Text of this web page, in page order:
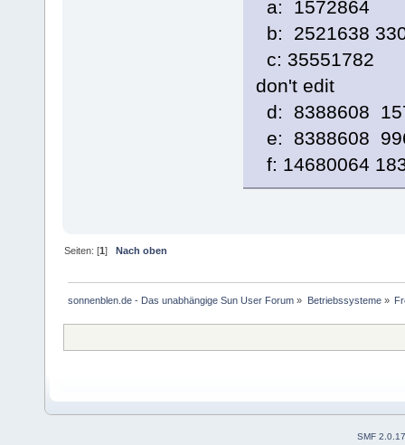
a: 1572864
b:
c:
don't edit
d: 8388608
e: 8388608
f: 14680064
Seiten: [1]Nach oben
sonnenblen.de - Das unabhängige Sun User Forum » Betriebssysteme»
SMF 2.0.17